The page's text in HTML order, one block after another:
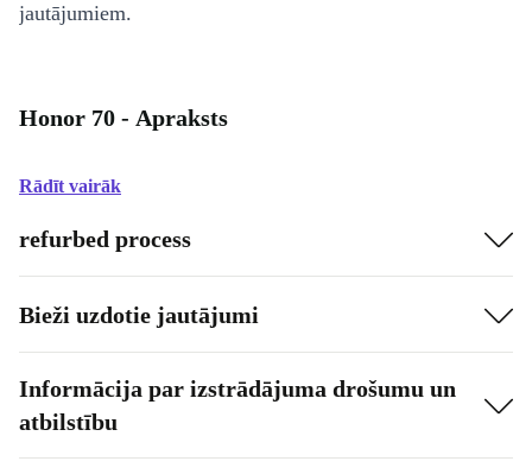
jautājumiem.
Honor 70 - Apraksts
Rādīt vairāk
refurbed process
Bieži uzdotie jautājumi
Informācija par izstrādājuma drošumu un
atbilstību